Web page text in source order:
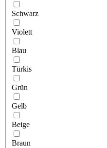
Schwarz
Violett
Blau
Türkis
Grün
Gelb
Beige
Braun